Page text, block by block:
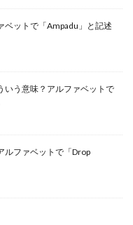
ベットで「Ampadu」と記述
いう意味？アルファベットで
ルファベットで「Drop